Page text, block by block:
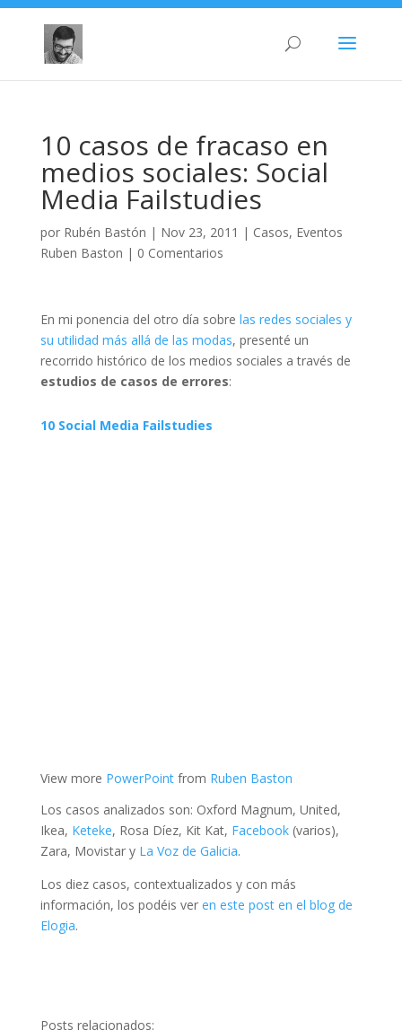
10 casos de fracaso en
medios sociales: Social
Media Failstudies
por Rubén Bastón | Nov 23, 2011 | Casos, Eventos
Ruben Baston | 0 Comentarios
En mi ponencia del otro día sobre las redes sociales y
su utilidad más allá de las modas, presenté un
recorrido histórico de los medios sociales a través de
estudios de casos de errores:
10 Social Media Failstudies
View more PowerPointfrom Ruben Baston
Los casos analizados son: Oxford Magnum, United,
Ikea, Keteke, Rosa Díez, Kit Kat, Facebook(varios),
Zara, Movistar y La Voz de Galicia.
Los diez casos, contextualizados y con más
información, los podéis ver en este post en el blog de
Elogia.
Posts relacionados: